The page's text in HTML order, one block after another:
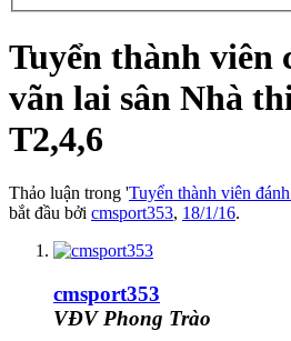
Tuyển thành viên
vãn lai sân Nhà
T2,4,6
Thảo luận trong 'Tuyển thành viên
bắt đầu bởi cmsport353, 18/1/16.
cmsport353
VĐV Phong Trào